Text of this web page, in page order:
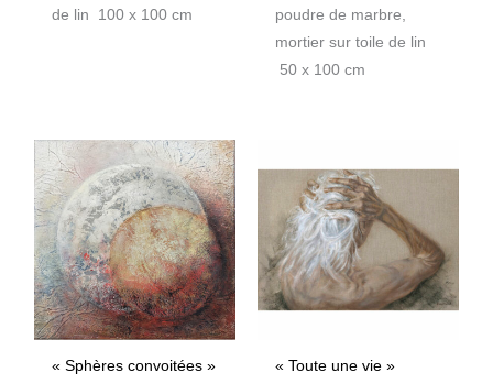
de lin 100 x 100 cm
poudre de marbre,
mortier sur toile de lin
50 x 100 cm
« Sphères convoitées » « Toute une vie »